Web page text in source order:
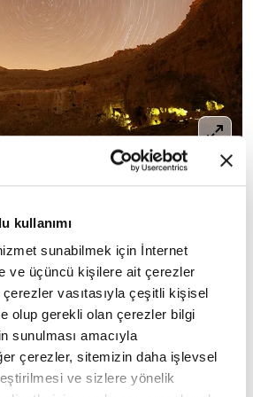
kullanımı
sunabilmek için İnternet
ve üçüncü kişilere ait çerezler
çerezler vasıtasıyla çeşitli kişisel
olup gerekli olan çerezler bilgi
sunulması amacıyla
çerezler, sitemizin daha işlevsel
ve sizlere yönelik
ilçesinin 31 Kilometre kuzey
bulunan Çıralı
öncesi medeniyetlere ve
yerleşim kalıntıları, kayadan
jeolojik oluşumu,
yıldızlar altında güzel